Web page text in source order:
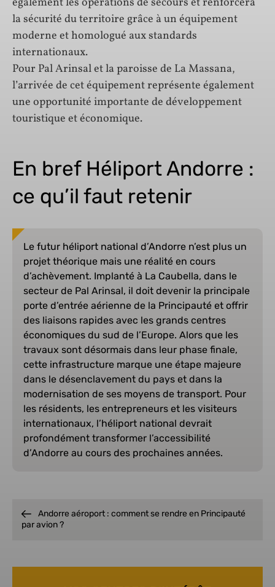
la sécurité du territoire grâce à un équipement
moderne et homologué aux standards
internationaux.
Pour Pal Arinsal et la paroisse de La Massana,
l’arrivée de cet équipement représente également
une opportunité importante de développement
touristique et économique.
En bref Héliport Andorre :
ce qu’il faut retenir
Le futur héliport national d’Andorre n’est plus un
projet théorique mais une réalité en cours
d’achèvement. Implanté à La Caubella, dans le
secteur de Pal Arinsal, il doit devenir la principale
porte d’entrée aérienne de la Principauté et offrir
des liaisons rapides avec les grands centres
économiques du sud de l’Europe. Alors que les
travaux sont désormais dans leur phase finale,
cette infrastructure marque une étape majeure
dans le désenclavement du pays et dans la
modernisation de ses moyens de transport. Pour
les résidents, les entrepreneurs et les visiteurs
internationaux, l’héliport national devrait
profondément transformer l’accessibilité
d’Andorre au cours des prochaines années.
Andorre aéroport : comment se rendre en Principauté
par avion ?